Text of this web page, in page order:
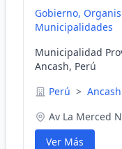
Gobierno,
Municipalidades
Municipalidad
Ancash, Perú
Perú > Ancash
Av La Merced
Ver Más